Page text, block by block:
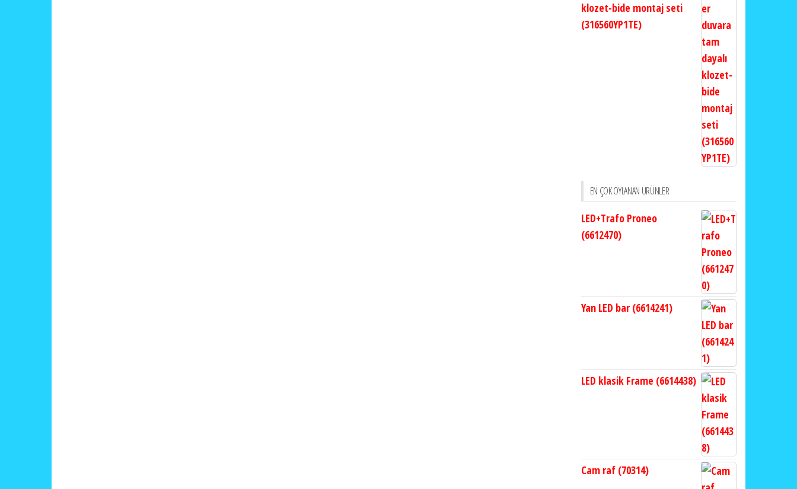
klozet-bide montaj seti
(316560YP1TE)
EN ÇOK OYLANAN ÜRÜNLER
LED+Trafo Proneo
(6612470)
Yan LED bar (6614241)
LED klasik Frame (6614438)
Cam raf (70314)